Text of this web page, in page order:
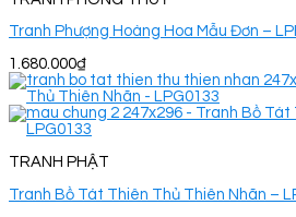
Tranh Phượng Hoàng Hoa Mẫu Đơn –
1.680.000₫
TRANH PHẬT
Tranh Bồ Tát Thiên Thủ Thiên Nhãn –